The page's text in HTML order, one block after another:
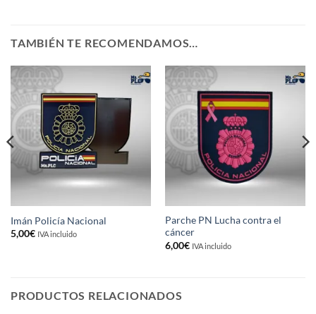
TAMBIÉN TE RECOMENDAMOS…
Imán Policía Nacional
5,00€ IVA incluido
Parche PN Lucha contra el
cáncer
6,00€ IVA incluido
PRODUCTOS RELACIONADOS